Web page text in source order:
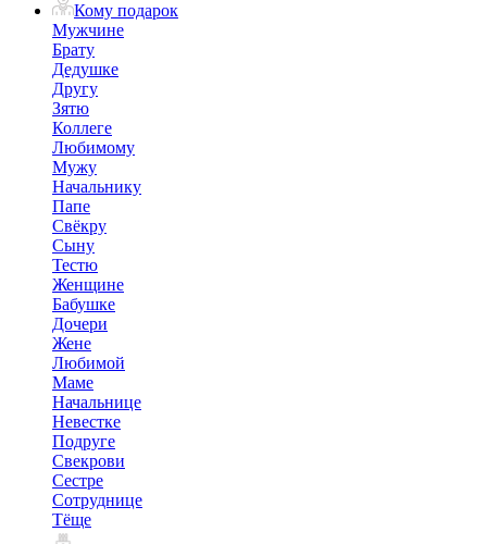
Кому подарок
Мужчине
Брату
Дедушке
Другу
Зятю
Коллеге
Любимому
Мужу
Начальнику
Папе
Свёкру
Сыну
Тестю
Женщине
Бабушке
Дочери
Жене
Любимой
Маме
Начальнице
Невестке
Подруге
Свекрови
Сестре
Сотруднице
Тёще